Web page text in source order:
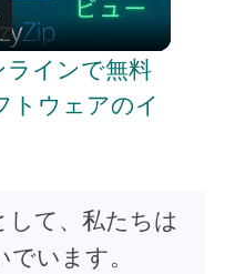
インで無料
トウェアのイ
て、私たちは
います。